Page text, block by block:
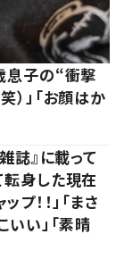
息子の“衝撃
」「お顔はか
誌』に載って
転身した現在
！！」「まさ
いい」「素晴